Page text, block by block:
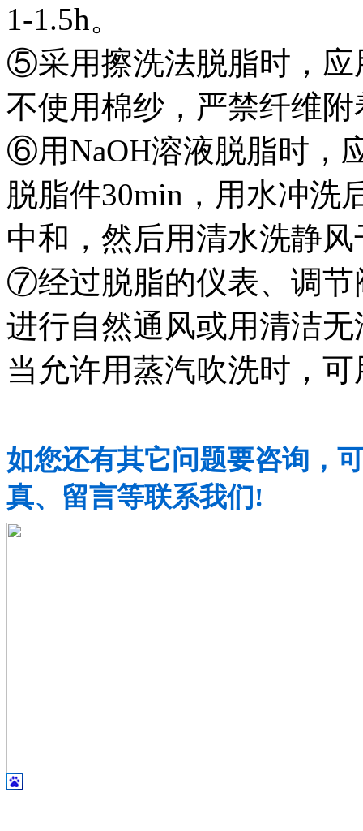
1-1.5h。
⑤采用擦洗法脱脂时，应
不使用棉纱，严禁纤维
⑥用NaOH溶液脱脂时，
脱脂件30min，用水冲洗
中和，然后用清水洗静风
⑦经过脱脂的仪表、调节
进行自然通风或用清洁
当允许用蒸汽吹洗时，
如您还有其它问题要咨询，
真、留言等联系我们!